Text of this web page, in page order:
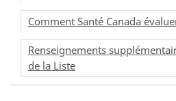
Comment Santé Canada
Renseignements
de la Liste